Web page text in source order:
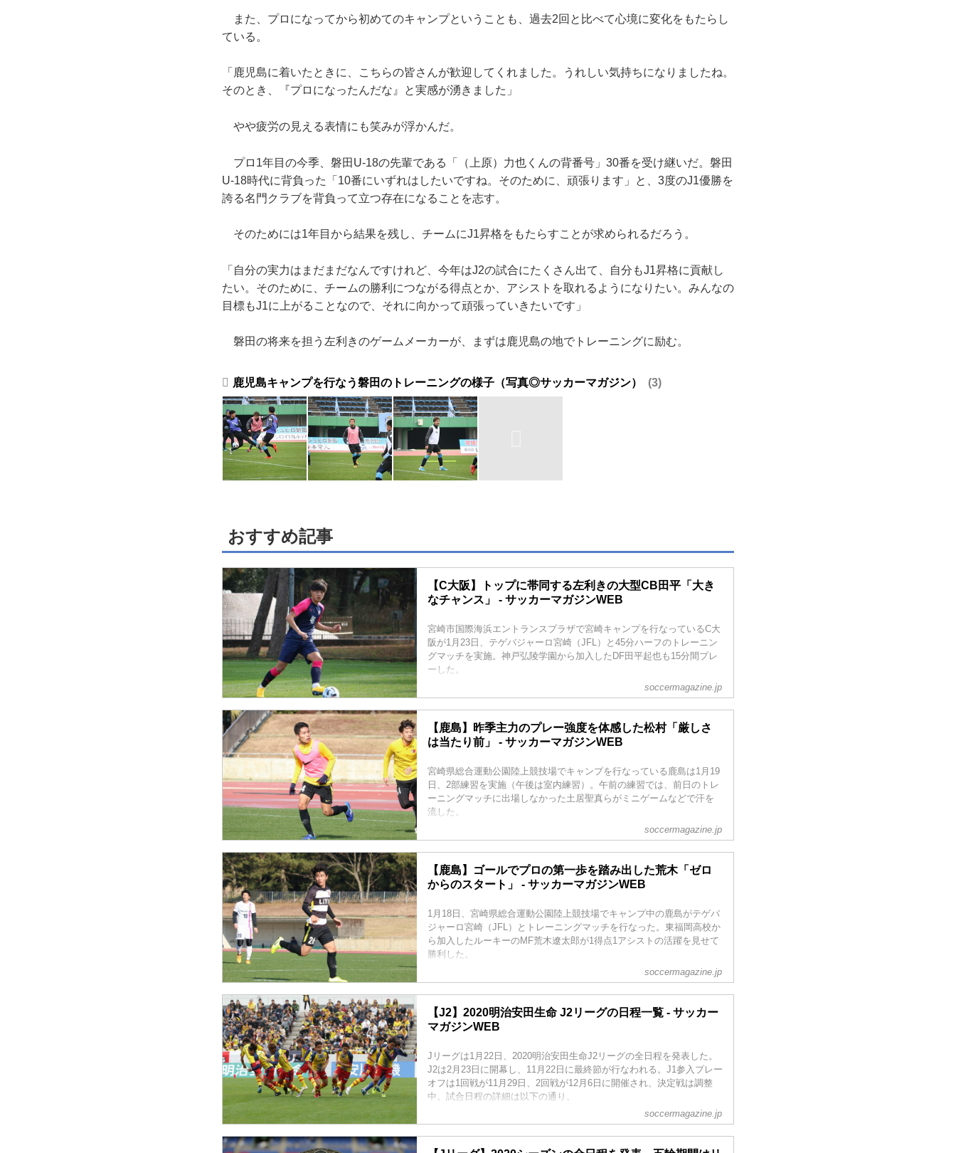
また、プロになってから初めてのキャンプということも、過去2回と比べて心境に変化をもたらし
ている。
「鹿児島に着いたときに、こちらの皆さんが歓迎してくれました。うれしい気持ちになりましたね。
そのとき、『プロになったんだな』と実感が湧きました」
やや疲労の見える表情にも笑みが浮かんだ。
プロ1年目の今季、磐田U-18の先輩である「（上原）力也くんの背番号」30番を受け継いだ。磐田
U-18時代に背負った「10番にいずれはしたいですね。そのために、頑張ります」と、3度のJ1優勝を
誇る名門クラブを背負って立つ存在になることを志す。
そのためには1年目から結果を残し、チームにJ1昇格をもたらすことが求められるだろう。
「自分の実力はまだまだなんですけれど、今年はJ2の試合にたくさん出て、自分もJ1昇格に貢献し
たい。そのために、チームの勝利につながる得点とか、アシストを取れるようになりたい。みんなの
目標もJ1に上がることなので、それに向かって頑張っていきたいです」
磐田の将来を担う左利きのゲームメーカーが、まずは鹿児島の地でトレーニングに励む。
鹿児島キャンプを行なう磐田のトレーニングの様子（写真◎サッカーマガジン） 3
おすすめ記事
【C大阪】トップに帯同する左利きの大型CB田平「大き
なチャンス」 - サッカーマガジンWEB
宮崎市国際海浜エントランスプラザで宮崎キャンプを行なっているC大
阪が1月23日、テゲバジャーロ宮崎（JFL）と45分ハーフのトレーニン
グマッチを実施。神戸弘陵学園から加入したDF田平起也も15分間プレ
ーした。
soccermagazine.jp
【鹿島】昨季主力のプレー強度を体感した松村「厳しさ
は当たり前」 - サッカーマガジンWEB
宮崎県総合運動公園陸上競技場でキャンプを行なっている鹿島は1月19
日、2部練習を実施（午後は室内練習）。午前の練習では、前日のトレ
ーニングマッチに出場しなかった土居聖真らがミニゲームなどで汗を
流した。
soccermagazine.jp
【鹿島】ゴールでプロの第一歩を踏み出した荒木「ゼロ
からのスタート」 - サッカーマガジンWEB
1月18日、宮崎県総合運動公園陸上競技場でキャンプ中の鹿島がテゲバ
ジャーロ宮崎（JFL）とトレーニングマッチを行なった。東福岡高校か
ら加入したルーキーのMF荒木遼太郎が1得点1アシストの活躍を見せて
勝利した。
soccermagazine.jp
【J2】2020明治安田生命 J2リーグの日程一覧 - サッカー
マガジンWEB
Jリーグは1月22日、2020明治安田生命J2リーグの全日程を発表した。
J2は2月23日に開幕し、11月22日に最終節が行なわれる。J1参入プレー
オフは1回戦が11月29日、2回戦が12月6日に開催され、決定戦は調整
中。試合日程の詳細は以下の通り。
soccermagazine.jp